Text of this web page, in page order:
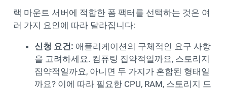
랙 마운트 서버에 적합한 폼 팩터를 선택하는 것은 여
러 가지 요인에 따라 달라집니다:
신청 요건: 애플리케이션의 구체적인 요구 사항
을 고려하세요. 컴퓨팅 집약적일까요, 스토리지
집약적일까요, 아니면 두 가지가 혼합된 형태일
까요? 이에 따라 필요한 CPU, RAM, 스토리지 드